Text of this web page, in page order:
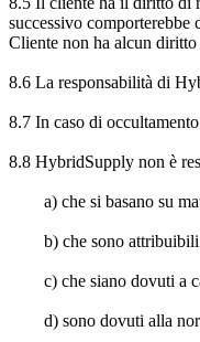
successivo
Cliente non ha alcun diritto
8.6 La responsabilità di
8.7 In caso di
8.8 HybridSupply non è
a) che si basano su
b) che sono
c) che siano dovuti a
d) sono dovuti alla